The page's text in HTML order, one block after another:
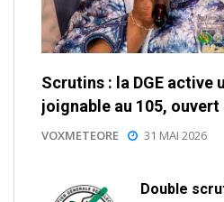
Scrutins : la DGE active
joignable au 105,
VOXMETEORE 31 MAI 2026
Double